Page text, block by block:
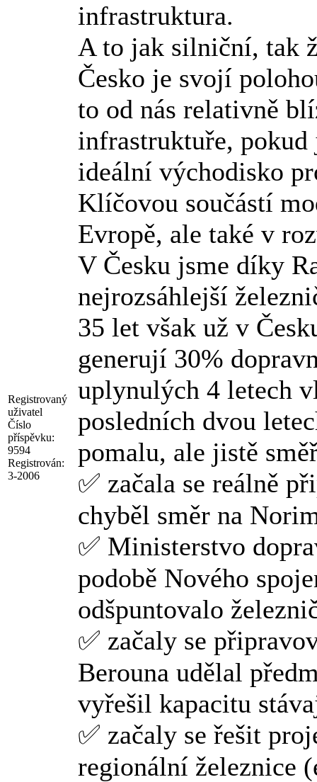
Registrovaný
uživatel
Číslo
příspěvku:
9594
Registrován:
3-2006
infrastruktura.
A to jak silniční, tak
Česko je svojí
to od nás relativně
infrastruktuře, pokud
ideální východisko
Klíčovou součástí
Evropě, ale také v
V Česku jsme díky
nejrozsáhlejší
35 let však už v
generují 30%
uplynulých 4 letech
posledních dvou
pomalu, ale jistě
✅ začala se reálně
chyběl směr na
✅ Ministerstvo
podobě Nového
odšpuntovalo
✅ začaly se
Berouna udělal
vyřešil kapacitu
✅ začaly se řešit
regionální železnice